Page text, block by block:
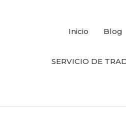
Inicio Blog
SERVICIO DE